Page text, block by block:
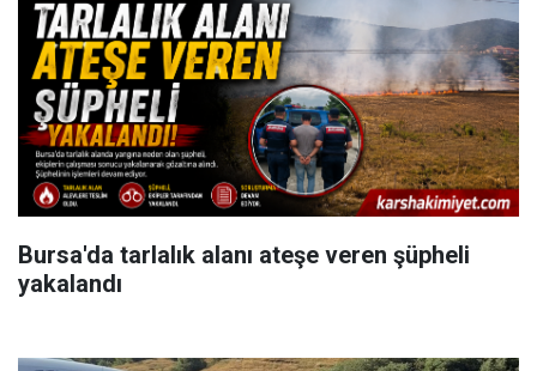
Bursa'da tarlalık alanı ateşe veren şüpheli
yakalandı